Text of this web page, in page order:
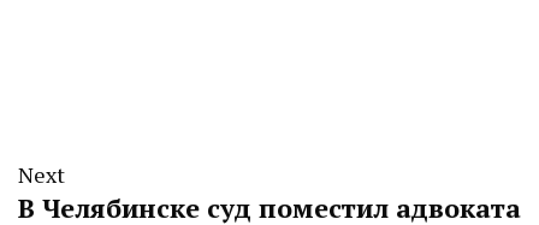
Next
В Челябинске суд поместил адвоката